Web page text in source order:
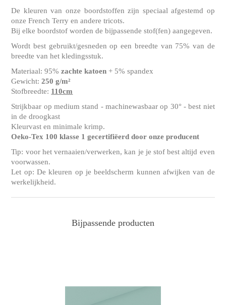
De kleuren van onze boordstoffen zijn speciaal afgestemd op
onze French Terry en andere tricots.
Bij elke boordstof worden de bijpassende stof(fen) aangegeven.
Wordt best gebruikt/gesneden op een breedte van 75% van de
breedte van het kledingsstuk.
Materiaal: 95%zachte katoen + 5% spandex
Gewicht:250 g/m²
Stofbreedte: 110cm
Strijkbaar op medium stand - machinewasbaar op 30° - best niet
in de droogkast
Kleurvast en minimale krimp.
Oeko-Tex 100 klasse 1 gecertifiëerd door onze producent
Tip: voor het vernaaien/verwerken, kan je je stof best altijd even
voorwassen.
Let op: De kleuren op je beeldscherm kunnen afwijken van de
werkelijkheid.
Bijpassende producten